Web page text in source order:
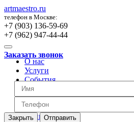
artmaestro.ru
телефон в Москве:
+7 (903) 136-59-69
+7 (962) 947-44-44
Заказать звонок
Закрыть Отправить
О нас
Услуги
События
Вопросы
Отзывы
Обратная связь
Цены